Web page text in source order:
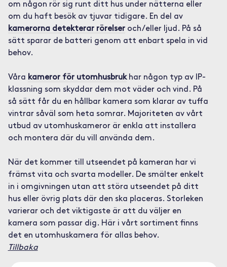
om någon rör sig runt ditt hus under nätterna eller
om du haft besök av tjuvar tidigare. En del av
kamerorna detekterar rörelseroch/eller ljud. På så
sätt sparar de batteri genom att enbart spela in vid
behov.
Våra kameror för utomhusbrukhar någon typ av IP-
klassning som skyddar dem mot väder och vind. På
så sätt får du en hållbar kamera som klarar av tuffa
vintrar såväl som heta somrar. Majoriteten av vårt
utbud av utomhuskameror är enkla att installera
och montera där du vill använda dem.
När det kommer till utseendet på kameran har vi
främst vita och svarta modeller. De smälter enkelt
in i omgivningen utan att störa utseendet på ditt
hus eller övrig plats där den ska placeras. Storleken
varierar och det viktigaste är att du väljer en
kamera som passar dig. Här i vårt sortiment finns
det en utomhuskamera för allas behov.
Tillbaka